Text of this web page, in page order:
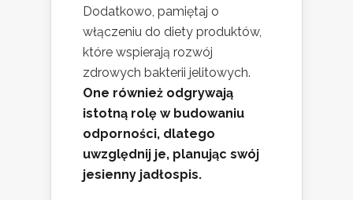
Dodatkowo, pamiętaj o
włączeniu do diety produktów,
które wspierają rozwój
zdrowych bakterii jelitowych.
One również odgrywają
istotną rolę w budowaniu
odporności, dlatego
uwzględnij je, planując swój
jesienny jadłospis.